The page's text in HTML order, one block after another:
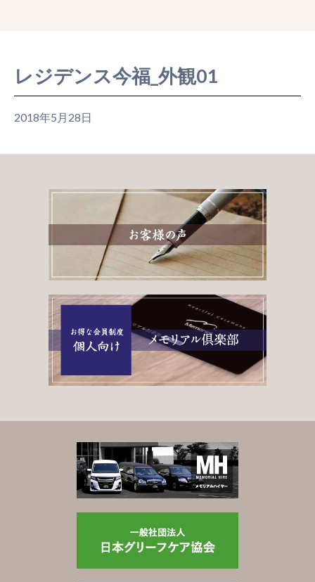
レジデンス今福_外観01
2018年5月28日